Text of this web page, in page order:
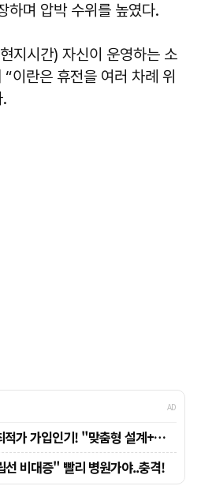
하며 압박 수위를 높였다.
지시간) 자신이 운영하는 소
이란은 휴전을 여러 차례 위